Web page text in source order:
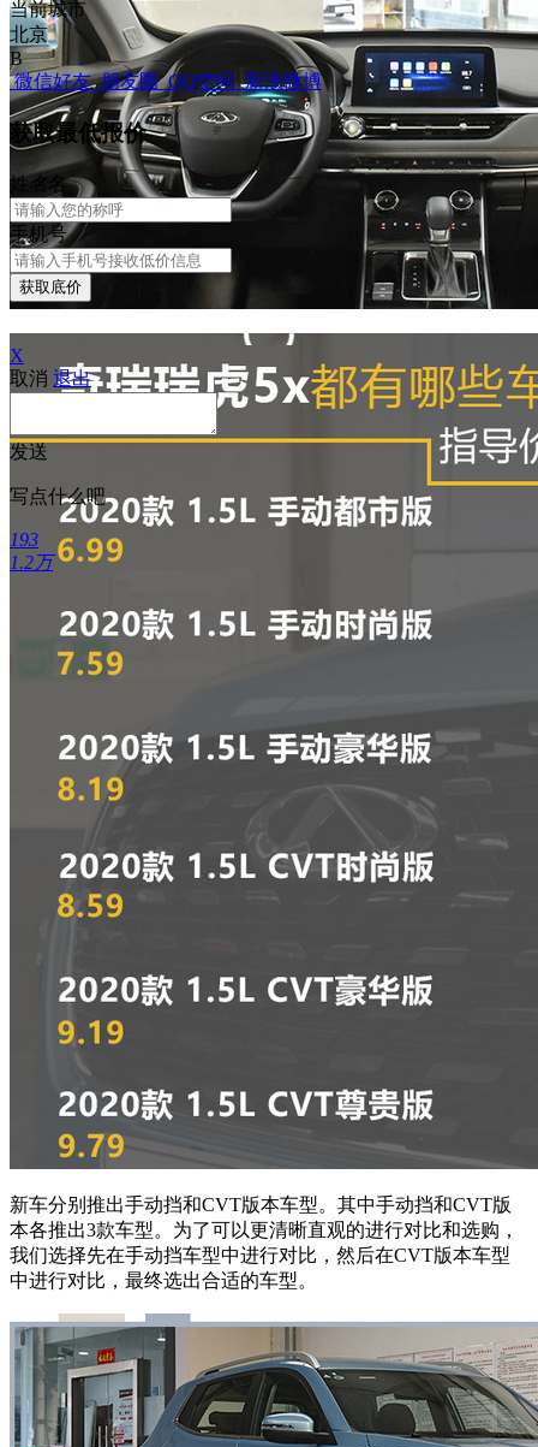
新车分别推出手动挡和CVT版本车型。其中手动挡和CVT版
本各推出3款车型。为了可以更清晰直观的进行对比和选购，
我们选择先在手动挡车型中进行对比，然后在CVT版本车型
中进行对比，最终选出合适的车型。
当前城市
北京
B
微信好友 朋友圈 QQ空间 新浪微博
获取最低报价
姓 名 名
手机号
获取底价
X
取消 退出
发送
写点什么吧
193
1.2万